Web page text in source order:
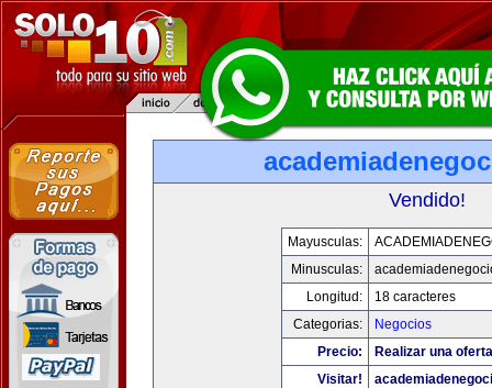
Vendido!
Mayusculas:
Minusculas:
Longitud:
18 caracteres
Categorias:
Negocios
Precio:
Realizar una
Visitar!